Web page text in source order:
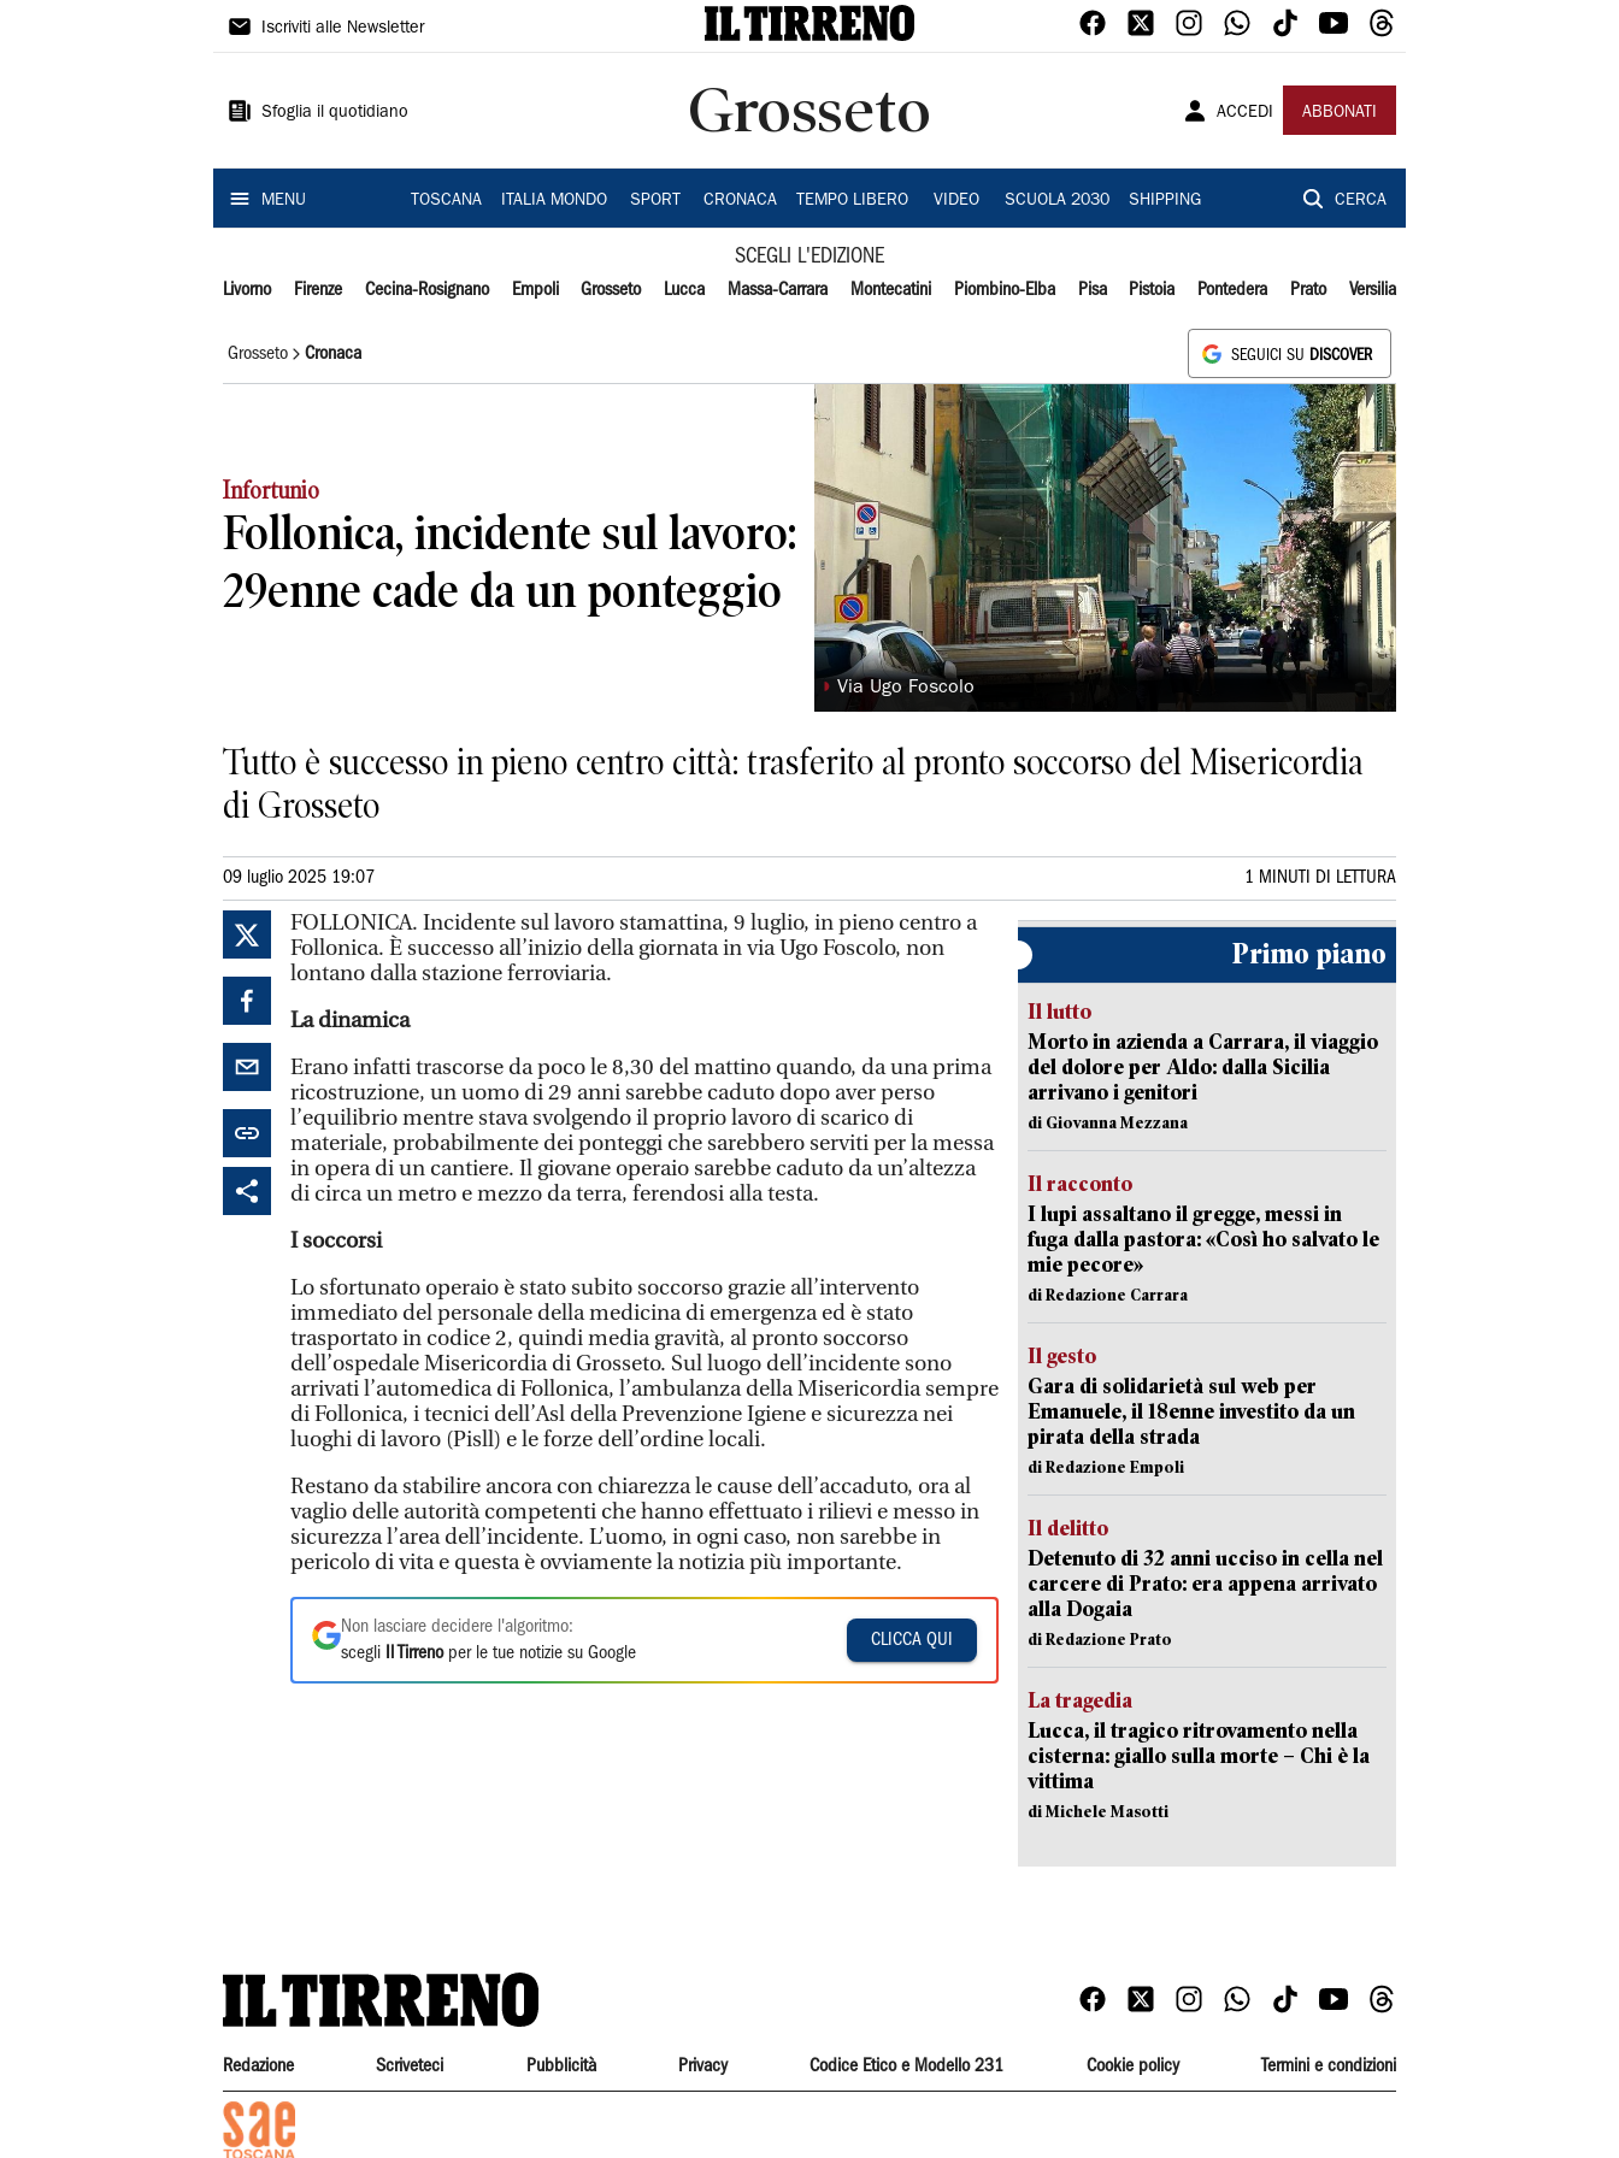
Il
Iscriviti alle Newsletter
Sfoglia il quotidiano Grosseto ACCEDI ABBONATI
MENU TOSCANA ITALIA MONDO SPORT CRONACA TEMPO LIBERO VIDEO SCUOLA 2030 SHIPPING CERCA
SCEGLI L'EDIZIONE
Livorno Firenze Cecina-Rosignano Empoli Grosseto Lucca Massa-Carrara Montecatini Piombino-Elba Pisa Pistoia Pontedera Prato Versilia
Grosseto Cronaca SEGUICI SU DISCOVER
Infortunio
Follonica, incidente sul lavoro:
29enne cade da un ponteggio
◗ Via Ugo Foscolo
Tutto è successo in pieno centro città: trasferito al pronto soccorso del Misericordia
di Grosseto
09 luglio 2025 19:07 1 MINUTI DI LETTURA
FOLLONICA. Incidente sul lavoro stamattina, 9 luglio, in pieno centro a
Follonica. È successo all’inizio della giornata in via Ugo Foscolo, non
lontano dalla stazione ferroviaria.
La dinamica
Erano infatti trascorse da poco le 8,30 del mattino quando, da una prima
ricostruzione, un uomo di 29 anni sarebbe caduto dopo aver perso
l’equilibrio mentre stava svolgendo il proprio lavoro di scarico di
materiale, probabilmente dei ponteggi che sarebbero serviti per la messa
in opera di un cantiere. Il giovane operaio sarebbe caduto da un’altezza
di circa un metro e mezzo da terra, ferendosi alla testa.
I soccorsi
Lo sfortunato operaio è stato subito soccorso grazie all’intervento
immediato del personale della medicina di emergenza ed è stato
trasportato in codice 2, quindi media gravità, al pronto soccorso
dell’ospedale Misericordia di Grosseto. Sul luogo dell’incidente sono
arrivati l’automedica di Follonica, l’ambulanza della Misericordia sempre
di Follonica, i tecnici dell’Asl della Prevenzione Igiene e sicurezza nei
luoghi di lavoro (Pisll) e le forze dell’ordine locali.
Restano da stabilire ancora con chiarezza le cause dell’accaduto, ora al
vaglio delle autorità competenti che hanno effettuato i rilievi e messo in
sicurezza l’area dell’incidente. L’uomo, in ogni caso, non sarebbe in
pericolo di vita e questa è ovviamente la notizia più importante.
Non lasciare decidere l'algoritmo:
scegli
Il Tirrenoper le tue notizie su Google
CLICCA QUI
Primo piano
Il lutto
Morto in azienda a Carrara, il viaggio
del dolore per Aldo: dalla Sicilia
arrivano i genitori
di Giovanna Mezzana
Il racconto
I lupi assaltano il gregge, messi in
fuga dalla pastora: «Così ho salvato le
mie pecore»
di Redazione Carrara
Il gesto
Gara di solidarietà sul web per
Emanuele, il 18enne investito da un
pirata della strada
di Redazione Empoli
Il delitto
Detenuto di 32 anni ucciso in cella nel
carcere di Prato: era appena arrivato
alla Dogaia
di Redazione Prato
La tragedia
Lucca, il tragico ritrovamento nella
cisterna: giallo sulla morte – Chi è la
vittima
di Michele Masotti
Redazione Scriveteci Pubblicità Privacy Codice Etico e Modello 231 Cookie policy Termini e condizioni